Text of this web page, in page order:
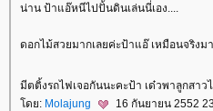
น่าน ป้าแอ๊หนีไปปั้นดินเล่นนี่เอง....
ดอกไม้สวยมากเลยค่ะป้าแอ๊ เหมือนจริงมาก
มีตติ้งรถไฟเจอกันนะคะป้า เด๋วพาลูกสาว
ดย: Molajung 16 กันยายน 2552